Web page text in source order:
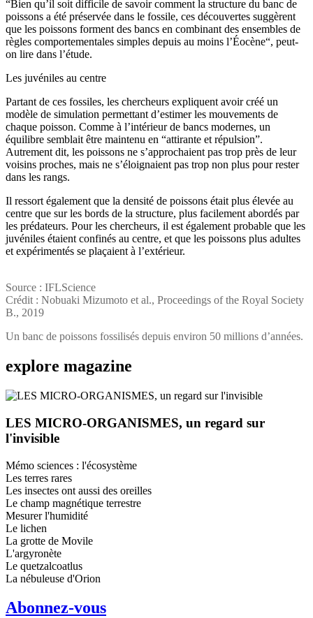
“Bien qu’il soit difficile de savoir comment la structure du banc de
poissons a été préservée dans le fossile, ces découvertes suggèrent
que les poissons forment des bancs en combinant des ensembles de
règles comportementales simples depuis au moins l’Éocène“, peut-
on lire dans l’étude.
Les juvéniles au centre
Partant de ces fossiles, les chercheurs expliquent avoir créé un
modèle de simulation permettant d’estimer les mouvements de
chaque poisson. Comme à l’intérieur de bancs modernes, un
équilibre semblait être maintenu en “attirante et répulsion”.
Autrement dit, les poissons ne s’approchaient pas trop près de leur
voisins proches, mais ne s’éloignaient pas trop non plus pour rester
dans les rangs.
Il ressort également que la densité de poissons était plus élevée au
centre que sur les bords de la structure, plus facilement abordés par
les prédateurs. Pour les chercheurs, il est également probable que les
juvéniles étaient confinés au centre, et que les poissons plus adultes
et expérimentés se plaçaient à l’extérieur.
Source : IFLScience
Crédit : Nobuaki Mizumoto et al., Proceedings of the Royal Society
B., 2019
Un banc de poissons fossilisés depuis environ 50 millions d’années.
explore magazine
LES MICRO-ORGANISMES, un regard sur
l'invisible
Mémo sciences : l'écosystème
Les terres rares
Les insectes ont aussi des oreilles
Le champ magnétique terrestre
Mesurer l'humidité
Le lichen
La grotte de Movile
L'argyronète
Le quetzalcoatlus
La nébuleuse d'Orion
Abonnez-vous